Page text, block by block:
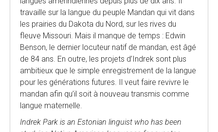
travaille sur la langue du peuple Mandan qui vit dans
les prairies du Dakota du Nord, sur les rives du
fleuve Missouri. Mais il manque de temps : Edwin
Benson, le dernier locuteur natif de mandan, est âgé
de 84 ans. En outre, les projets d’Indrek sont plus
ambitieux que le simple enregistrement de la langue
pour les générations futures. Il veut faire revivre le
mandan afin qu’il soit à nouveau transmis comme
langue maternelle.
Indrek Park is an Estonian linguist who has been